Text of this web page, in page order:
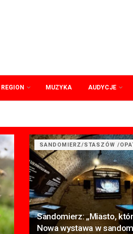
REGION MUZYKA AUDYCJE
SANDOMIERZ/STASZÓW /
Sandomierz: „Miasto,
Nowa wystawa w